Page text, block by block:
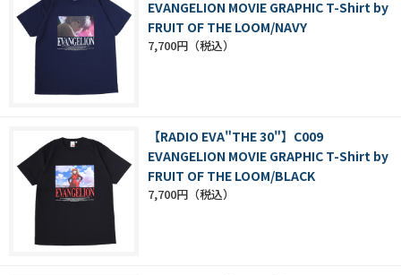
EVANGELION MOVIE GRAPHIC T-Shirt by
FRUIT OF THE LOOM/NAVY
7,700円
【RADIO EVA"THE 30"】C009
EVANGELION MOVIE GRAPHIC T-Shirt by
FRUIT OF THE LOOM/BLACK
7,700円